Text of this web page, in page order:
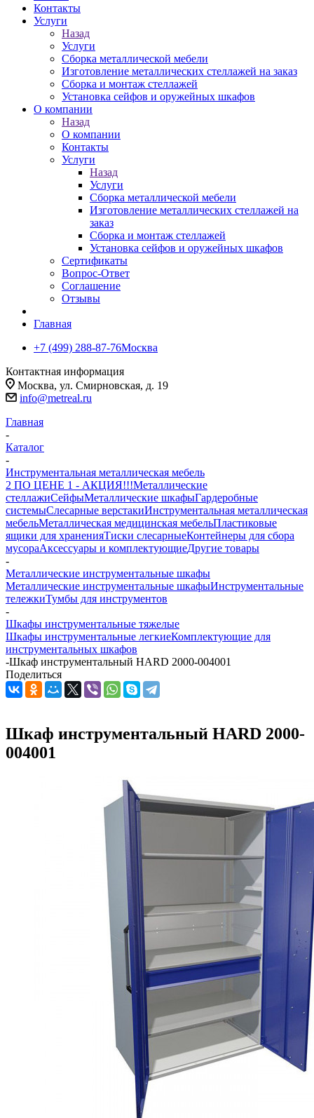
Контакты
Услуги
Назад
Услуги
Сборка металлической мебели
Изготовление металлических стеллажей на заказ
Сборка и монтаж стеллажей
Установка сейфов и оружейных шкафов
О компании
Назад
О компании
Контакты
Услуги
Назад
Услуги
Сборка металлической мебели
Изготовление металлических стеллажей на
заказ
Сборка и монтаж стеллажей
Установка сейфов и оружейных шкафов
Сертификаты
Вопрос-Ответ
Соглашение
Отзывы
Главная
+7 (499) 288-87-76Москва
Контактная информация
Москва, ул. Смирновская, д. 19
info@metreal.ru
Главная
-
Каталог
-
Инструментальная металлическая мебель
2 ПО ЦЕНЕ 1 - АКЦИЯ!!!Металлические
стеллажиСейфыМеталлические шкафыГардеробные
системыСлесарные верстакиИнструментальная металлическая
мебельМеталлическая медицинская мебельПластиковые
ящики для храненияТиски слесарныеКонтейнеры для сбора
мусораАксессуары и комплектующиеДругие товары
-
Металлические инструментальные шкафы
Металлические инструментальные шкафыИнструментальные
тележкиТумбы для инструментов
-
Шкафы инструментальные тяжелые
Шкафы инструментальные легкиеКомплектующие для
инструментальных шкафов
-Шкаф инструментальный HARD 2000-004001
Поделиться
Шкаф инструментальный HARD 2000-
004001